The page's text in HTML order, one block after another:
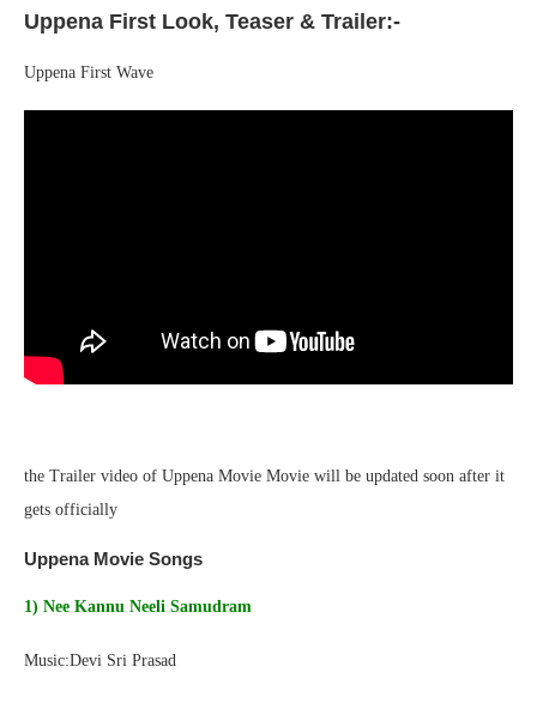
Uppena First Look, Teaser & Trailer:-
Uppena First Wave
the Trailer video of Uppena Movie Movie will be updated soon after it
gets officially
Uppena Movie Songs
1) Nee Kannu Neeli Samudram
Music:Devi Sri Prasad